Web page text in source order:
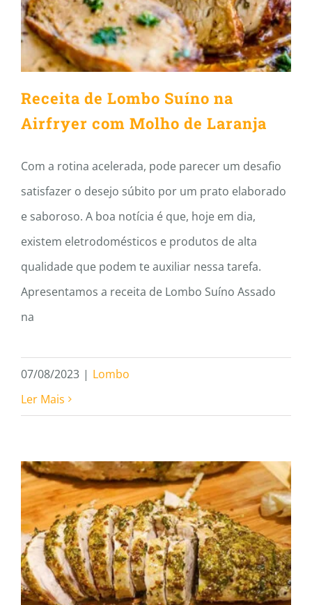
Laranja
Receita de Lombo Suíno na
Airfryer com Molho de Laranja
Com a rotina acelerada, pode parecer um desafio
satisfazer o desejo súbito por um prato elaborado
e saboroso. A boa notícia é que, hoje em dia,
existem eletrodomésticos e produtos de alta
qualidade que podem te auxiliar nessa tarefa.
Apresentamos a receita de Lombo Suíno Assado
na
07/08/2023 | Lombo
Ler Mais
Como Manter a Suculência da
Carne Suína ao Servir